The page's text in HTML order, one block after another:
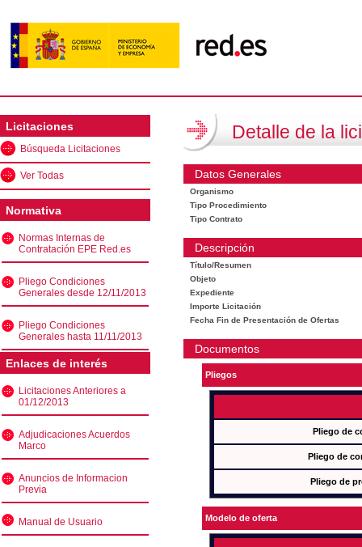
Licitaciones
Búsqueda Licitaciones
Ver Todas
Normativa
Normas Internas de
Contratación EPE Red.es
Pliego Condiciones
Generales desde 12/11/2013
Pliego Condiciones
Generales hasta 11/11/2013
Enlaces de interés
Licitaciones Anteriores a
01/12/2013
Adjudicaciones Acuerdos
Marco
Anuncios de Informacion
Previa
Manual de Usuario
Detalle de la
Datos Generales
Organismo
Tipo Procedimiento
Tipo Contrato
Descripción
Título/Resumen
Objeto
Expediente
Importe Licitación
Fecha Fin de Presentación de Ofertas
Documentos
Pliegos
Pliego de
Pliego de
Pliego de
Modelo de oferta